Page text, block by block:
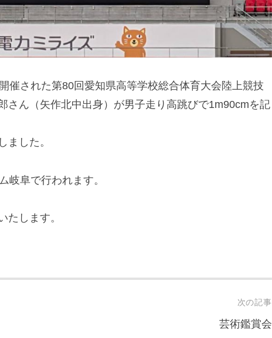
催された第80回愛知県高等学校総合体育大会陸上競技
さん（矢作北中出身）が男子走り高跳びで1m90cmを記
ました。
岐阜で行われます。
たします。
次の記事
芸術鑑賞会